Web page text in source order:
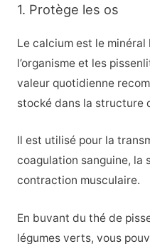
1. Protège les os
Le calcium est le
l’organisme et les
valeur quotidienne
stocké dans la structure
Il est utilisé pour la
coagulation sanguine, la
contraction musculaire.
En buvant du thé de
légumes verts, vous